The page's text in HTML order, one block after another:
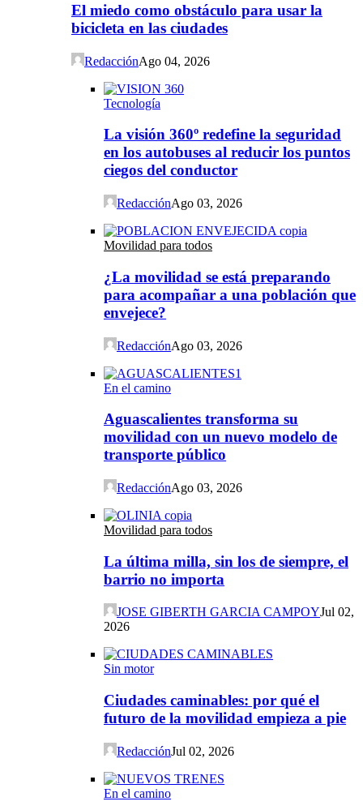
El miedo como obstáculo para usar la
bicicleta en las ciudades
RedacciónAgo 04, 2026
Tecnología
La visión 360º redefine la seguridad
en los autobuses al reducir los puntos
ciegos del conductor
RedacciónAgo 03, 2026
Movilidad para todos
¿La movilidad se está preparando
para acompañar a una población que
envejece?
RedacciónAgo 03, 2026
En el camino
Aguascalientes transforma su
movilidad con un nuevo modelo de
transporte público
RedacciónAgo 03, 2026
Movilidad para todos
La última milla, sin los de siempre, el
barrio no importa
JOSE GIBERTH GARCIA CAMPOYJul 02,
2026
Sin motor
Ciudades caminables: por qué el
futuro de la movilidad empieza a pie
RedacciónJul 02, 2026
En el camino